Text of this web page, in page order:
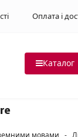
Оплата і
Каталог
мовами -